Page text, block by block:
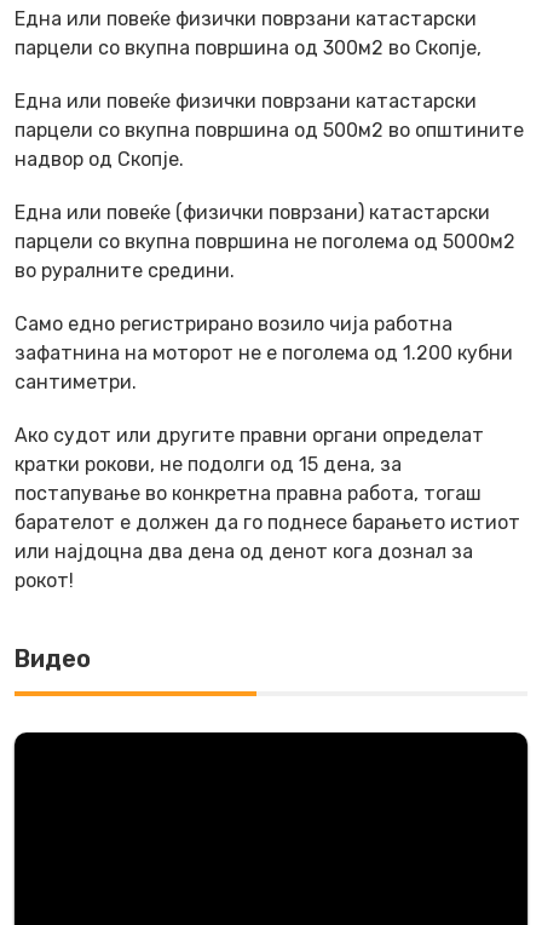
Една или повеќе физички поврзани катастарски
парцели со вкупна површина од 300м2 во Скопје,
Една или повеќе физички поврзани катастарски
парцели со вкупна површина од 500м2 во општините
надвор од Скопје.
Една или повеќе (физички поврзани) катастарски
парцели со вкупна површина не поголема од 5000м2
во руралните средини.
Само едно регистрирано возило чија работна
зафатнина на моторот не е поголема од 1.200 кубни
сантиметри.
Ако судот или другите правни органи определат
кратки рокови, не подолги од 15 дена, за
постапување во конкретна правна работа, тогаш
барателот е должен да го поднесе барањето истиот
или најдоцна два дена од денот кога дознал за
рокот!
Видео